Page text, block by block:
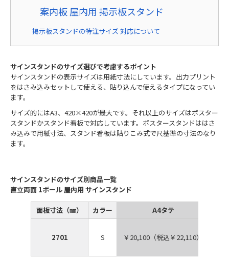
案内板 屋内用 掲示板スタンド
掲示板スタンドの特注サイズ 対応について
サインスタンドのサイズ選びで考慮するポイント
サインスタンドの表示サイズは用紙寸法にしています。出力プリント
をはさみ込みセットして使える、貼り込んで使えるタイプになってい
ます。
サイズ的にはA3、420×420が最大です。それ以上のサイズはポスター
スタンドかスタンド看板で対応しています。ポスタースタンドははさ
み込みで用紙寸法、スタンド看板は貼りこみ式で尺基準の寸法のなり
ます。
サインスタンドのサイズ別商品一覧
直立両面 1ポール 屋内用 サインスタンド
面板寸法（㎜） カラー A4タテ
2701 S ￥20,100（税込￥22,110）